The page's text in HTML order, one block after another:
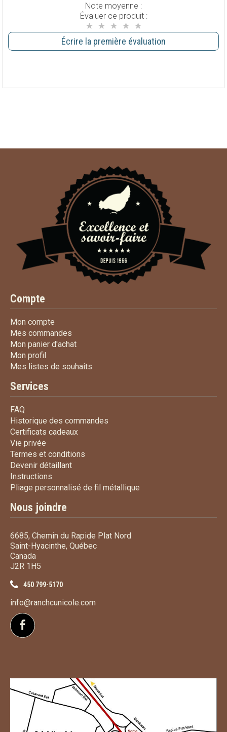
Note moyenne :
Évaluer ce produit :
Écrire la première évaluation
Compte
Mon compte
Mes commandes
Mon panier d'achatMon panier d'achat
Mon profil
Mes listes de souhaits
Services
FAQ
Historique des commandes
Certificats cadeauxCertificats cadeaux
Vie privée
Termes et conditions
Devenir détaillantDevenir détaillant
Instructions
Pliage personnalisé de fil métallique
Nous joindre
6685, Chemin du Rapide Plat Nord
Saint-Hyacinthe, Québec
Canada
J2R 1H5
450 799-5170
info@ranchcunicole.com
Suivez-nous sur Facebook